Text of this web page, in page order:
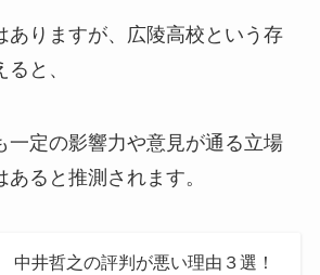
ありますが、広陵高校という存
と、
一定の影響力や意見が通る立場
ると推測されます。
中井哲之の評判が悪い理由３選！